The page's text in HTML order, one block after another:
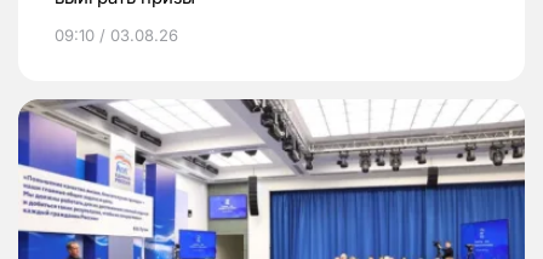
09:10 / 03.08.26